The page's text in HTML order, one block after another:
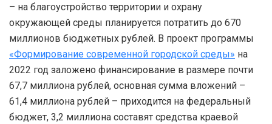
– на благоустройство территории и охрану
окружающей среды планируется потратить до 670
миллионов бюджетных рублей. В проект программы
«Формирование современной городской среды» на
2022 год заложено финансирование в размере почти
67,7 миллиона рублей, основная сумма вложений –
61,4 миллиона рублей – приходится на федеральный
бюджет, 3,2 миллиона составят средства краевой